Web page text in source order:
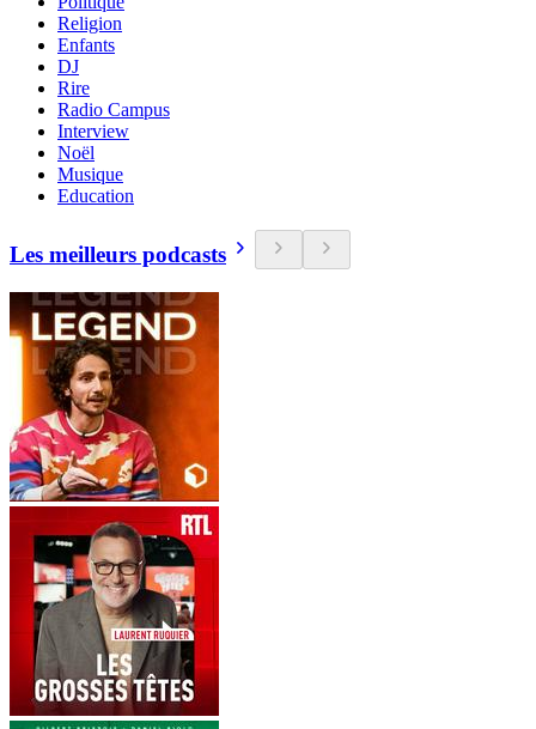
Religion
Enfants
DJ
Rire
Radio Campus
Interview
Noël
Musique
Education
Les meilleurs podcasts